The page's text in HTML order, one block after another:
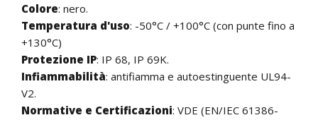
Colore: nero.
Temperatura d'uso: -50°C / +100°C (con punte fino a
+130°C)
Protezione IP: IP 68, IP 69K.
Infiammabilità: antifiamma e autoestinguente UL94-
V2.
Normative e Certificazioni: VDE (EN/IEC 61386-